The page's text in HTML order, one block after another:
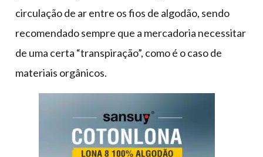
circulação de ar entre os fios de algodão, sendo
recomendado sempre que a mercadoria necessitar
de uma certa “transpiração”, como é o caso de
materiais orgânicos.